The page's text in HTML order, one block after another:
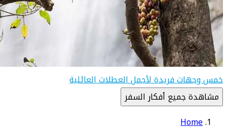
خمس وجهات فريدة لأجمل العطلات العائلية
مشاهدة جميع أفكار السفر
Home